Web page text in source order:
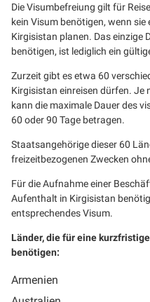
Die Visumbefreiung gilt für
kein Visum benötigen, wenn
Kirgisistan planen. Das einzige
benötigen, ist lediglich ein
Zurzeit gibt es etwa 60
Kirgisistan einreisen dürfen. Je
kann die maximale Dauer des
60 oder 90 Tage betragen.
Staatsangehörige dieser 60
freizeitbezogenen Zwecken
Für die Aufnahme einer
Aufenthalt in Kirgisistan
entsprechendes Visum.
Länder, die für eine
benötigen:
Armenien